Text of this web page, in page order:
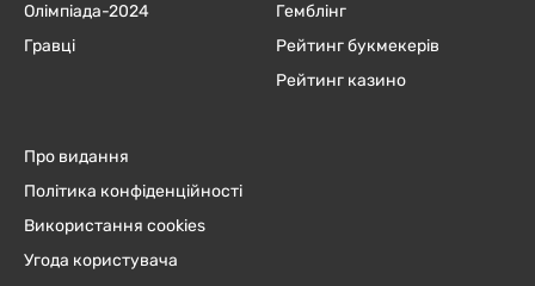
Олімпіада-2024
Гравці
Гемблінг
Рейтинг букмекерів
Рейтинг казино
Про видання
Політика конфіденційності
Використання cookies
Угода користувача